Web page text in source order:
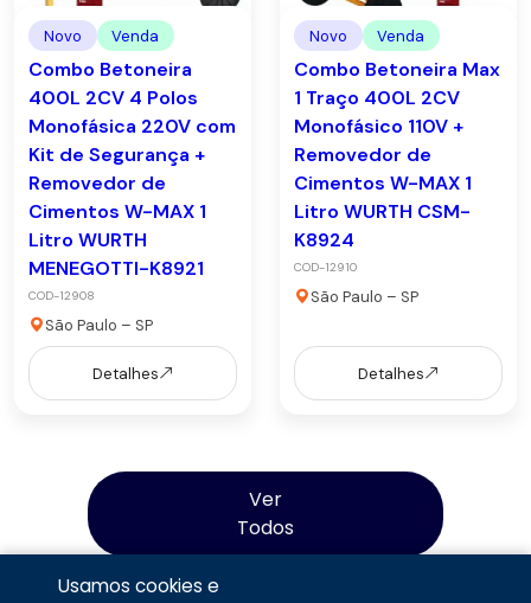
Novo Venda
Combo Betoneira
400L 2CV 4 Polos
Monofásica 220V com
Kit de Segurança +
Removedor de
Cimentos W-MAX 1
Litro WURTH
MENEGOTTI-K8921
COD-12908
São Paulo – SP
Detalhes
Novo Venda
Combo Betoneira Max
1 Traço 400L 2CV
Monofásico 110V +
Removedor de
Cimentos W-MAX 1
Litro WURTH CSM-
K8924
COD-12910
São Paulo – SP
Detalhes
Ver
Todos
Usamos cookies e